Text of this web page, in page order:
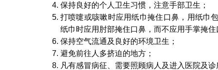
保持良好的个人卫生习惯，注意手部卫生；
打喷嚏或咳嗽时应用纸巾掩住口鼻，用纸巾
纸巾时应用肘部掩住口鼻，而不应用手掌掩住
保持空气流通及良好的环境卫生；
避免前往人多挤迫的地方；
凡有感冒病征、需要照顾病人及进入医院及